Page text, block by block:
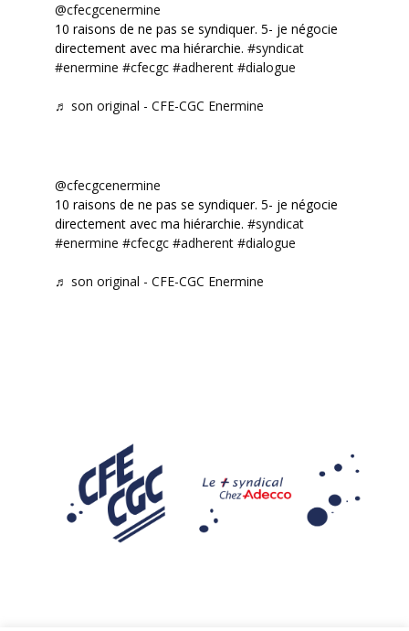
@cfecgcenermine
10 raisons de ne pas se syndiquer. 5- je négocie
directement avec ma hiérarchie. #syndicat
#enermine #cfecgc #adherent #dialogue
♬ son original - CFE-CGC Enermine
@cfecgcenermine
10 raisons de ne pas se syndiquer. 5- je négocie
directement avec ma hiérarchie. #syndicat
#enermine #cfecgc #adherent #dialogue
♬ son original - CFE-CGC Enermine